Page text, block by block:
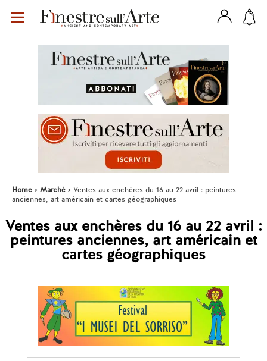
Home Marché
Ventes aux enchères du 16 au 22 avril : peintures
anciennes, art américain et cartes géographiques
Ventes aux enchères du 16 au 22 avril :
peintures anciennes, art américain et
cartes géographiques